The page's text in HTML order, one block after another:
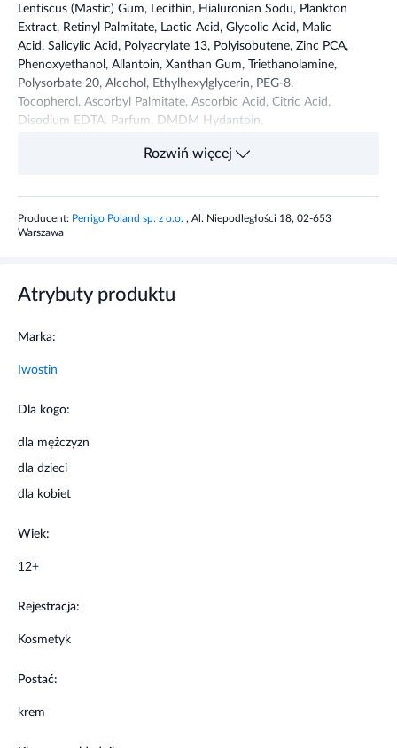
Lentiscus (Mastic) Gum, Lecithin, Hialuronian Sodu, Plankton
Extract, Retinyl Palmitate, Lactic Acid, Glycolic Acid, Malic
Acid, Salicylic Acid, Polyacrylate 13, Polyisobutene, Zinc PCA,
Phenoxyethanol, Allantoin, Xanthan Gum, Triethanolamine,
Polysorbate 20, Alcohol, Ethylhexylglycerin, PEG-8,
Tocopherol, Ascorbyl Palmitate, Ascorbic Acid, Citric Acid,
Disodium EDTA, Parfum. DMDM Hydantoin,
Iwostin Purritin Aktywny krem na dzień eliminujący
niedoskonałości to kosmetyk przeznaczony do codziennej
Stosowanie produktu
Iwostin Purritin Aktywny krem na dzień eliminujący
wieczorem na oczyszczoną skórę twarzy, szyi i dekoltu.
Informacje o bezpieczeństwie
uczulenia na którykolwiek składnik produktu.
Rozwiń więcej
Producent: Perrigo Poland sp. z o.o. , Al. Niepodległości 18, 02-653
Warszawa
Atrybuty produktu
Marka:
Iwostin
Dla kogo:
dla mężczyzn
dla dzieci
dla kobiet
Wiek:
12+
Rejestracja:
Kosmetyk
Postać:
krem